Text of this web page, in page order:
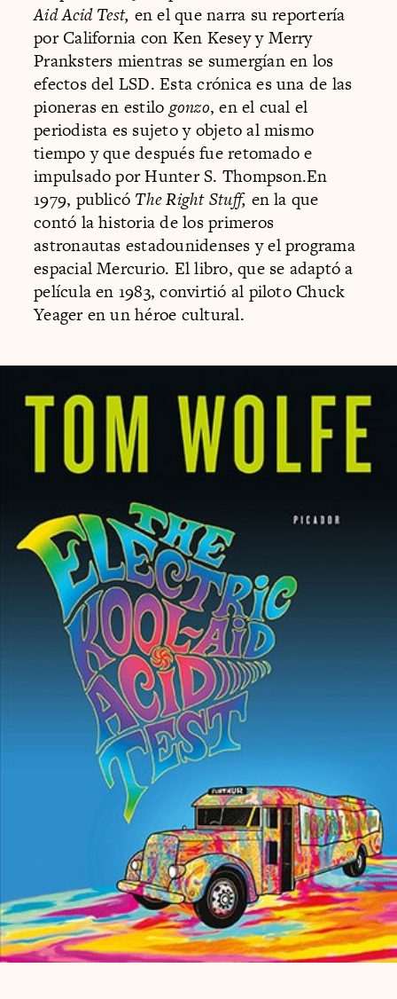
Aid Acid Test, en el que narra su reportería
por California con Ken Kesey y Merry
Pranksters mientras se sumergían en los
efectos del LSD. Esta crónica es una de las
pioneras en estilogonzo, en el cual el
periodista es sujeto y objeto al mismo
tiempo y que después fue retomado e
impulsado por Hunter S. Thompson.En
1979, publicó The Right Stuff, en la que
contó la historia de los primeros
astronautas estadounidenses y el programa
espacial Mercurio. El libro, que se adaptó a
película en 1983, convirtió al piloto Chuck
Yeager en un héroe cultural.